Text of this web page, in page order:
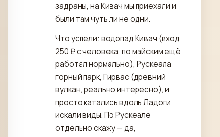
задраны, на Кивач мы приехали и
были там чуть ли не одни.
Что успели: водопад Кивач (вход
250 ₽ с человека, по майским ещё
работал нормально), Рускеала
горный парк, Гирвас (древний
вулкан, реально интересно), и
просто катались вдоль Ладоги
искали виды. По Рускеале
отдельно скажу — да,